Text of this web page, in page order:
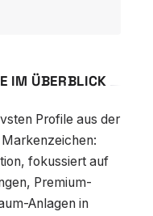
IM ÜBERBLICK
Profile aus der
fokussiert auf
Premium-
Anlagen in